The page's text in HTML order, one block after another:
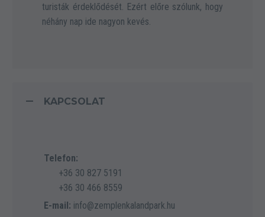
turisták érdeklődését. Ezért előre szólunk, hogy
néhány nap ide nagyon kevés.
KAPCSOLAT
Telefon:
+36 30 827 5191
+36 30 466 8559
E-mail: info@zemplenkalandpark.hu